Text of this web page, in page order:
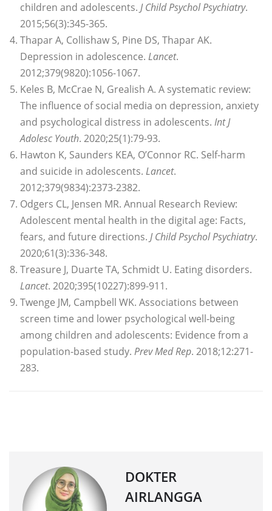
children and adolescents. J Child Psychol Psychiatry.
2015;56(3):345-365.
Thapar A, Collishaw S, Pine DS, Thapar AK.
Depression in adolescence. Lancet.
2012;379(9820):1056-1067.
Keles B, McCrae N, Grealish A. A systematic review:
The influence of social media on depression, anxiety
and psychological distress in adolescents. Int J
Adolesc Youth. 2020;25(1):79-93.
Hawton K, Saunders KEA, O’Connor RC. Self-harm
and suicide in adolescents. Lancet.
2012;379(9834):2373-2382.
Odgers CL, Jensen MR. Annual Research Review:
Adolescent mental health in the digital age: Facts,
fears, and future directions. J Child Psychol Psychiatry.
2020;61(3):336-348.
Treasure J, Duarte TA, Schmidt U. Eating disorders.
Lancet. 2020;395(10227):899-911.
Twenge JM, Campbell WK. Associations between
screen time and lower psychological well-being
among children and adolescents: Evidence from a
population-based study. Prev Med Rep. 2018;12:271-
283.
DOKTER
AIRLANGGA